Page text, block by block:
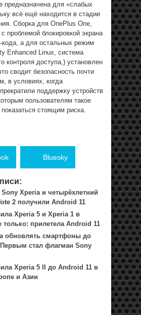
предназначена для «слабых
всё ещё находится в стадии
Сборка для OnePlus One,
проблемой блокировкой экрана
а для остальных режим
Enhanced Linux, система
контроля доступа,) установлен
сводит безопасность почти
в условиях, когда
поддержку устройств
пользователям такое
стоящим риска.
Bluesky
Sony Xperia и четырёхлетний
2 получили Android 11
Xperia 5 и Xperia 1 в
только: прилетела Android 11
обновлять смартфоны до
стал флагман Sony
Xperia 5 II до Android 11 в
и Азии